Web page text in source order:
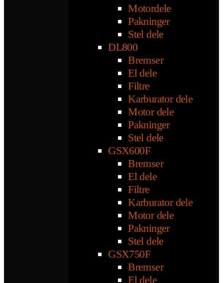
Motordele
Pakninger
Stel dele
DL800
Bremser
El dele
Filtre
Karburator dele
Motor dele
Pakninger
Stel dele
GSX600F
Bremser
El dele
Filtre
Karburator dele
Motor dele
Pakninger
Stel dele
GSX750F
Bremser
El dele